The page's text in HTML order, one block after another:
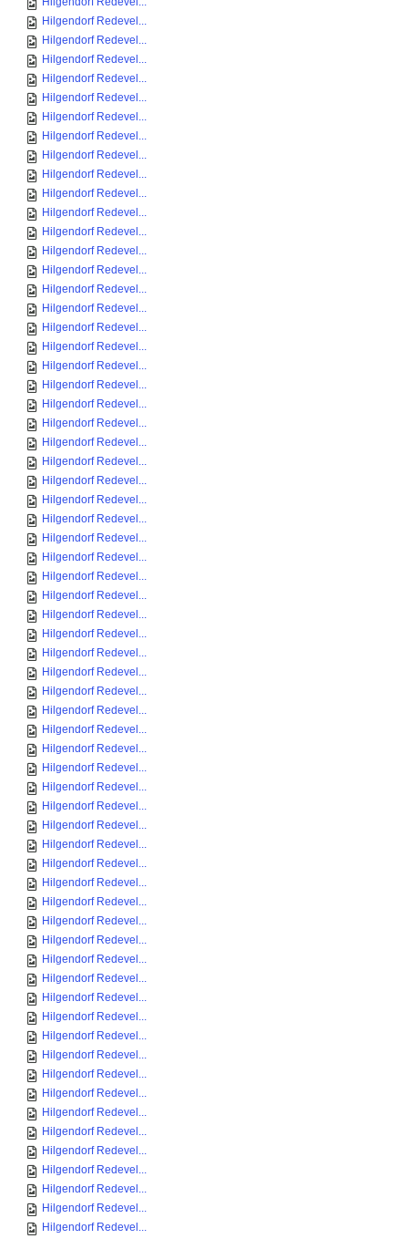
Hilgendorf Redevel...
Hilgendorf Redevel...
Hilgendorf Redevel...
Hilgendorf Redevel...
Hilgendorf Redevel...
Hilgendorf Redevel...
Hilgendorf Redevel...
Hilgendorf Redevel...
Hilgendorf Redevel...
Hilgendorf Redevel...
Hilgendorf Redevel...
Hilgendorf Redevel...
Hilgendorf Redevel...
Hilgendorf Redevel...
Hilgendorf Redevel...
Hilgendorf Redevel...
Hilgendorf Redevel...
Hilgendorf Redevel...
Hilgendorf Redevel...
Hilgendorf Redevel...
Hilgendorf Redevel...
Hilgendorf Redevel...
Hilgendorf Redevel...
Hilgendorf Redevel...
Hilgendorf Redevel...
Hilgendorf Redevel...
Hilgendorf Redevel...
Hilgendorf Redevel...
Hilgendorf Redevel...
Hilgendorf Redevel...
Hilgendorf Redevel...
Hilgendorf Redevel...
Hilgendorf Redevel...
Hilgendorf Redevel...
Hilgendorf Redevel...
Hilgendorf Redevel...
Hilgendorf Redevel...
Hilgendorf Redevel...
Hilgendorf Redevel...
Hilgendorf Redevel...
Hilgendorf Redevel...
Hilgendorf Redevel...
Hilgendorf Redevel...
Hilgendorf Redevel...
Hilgendorf Redevel...
Hilgendorf Redevel...
Hilgendorf Redevel...
Hilgendorf Redevel...
Hilgendorf Redevel...
Hilgendorf Redevel...
Hilgendorf Redevel...
Hilgendorf Redevel...
Hilgendorf Redevel...
Hilgendorf Redevel...
Hilgendorf Redevel...
Hilgendorf Redevel...
Hilgendorf Redevel...
Hilgendorf Redevel...
Hilgendorf Redevel...
Hilgendorf Redevel...
Hilgendorf Redevel...
Hilgendorf Redevel...
Hilgendorf Redevel...
Hilgendorf Redevel...